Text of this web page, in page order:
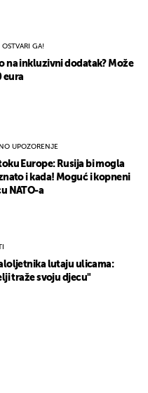
OSTVARI GA!
na inkluzivni dodatak? Može
eura
UPOZORENJE
Europe: Rusija bi mogla
i kada! Moguć i kopneni
NATO-a
lutaju ulicama:
traže svoju djecu"